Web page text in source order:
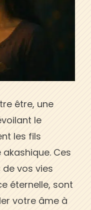
être, une
le
les fils
Ces
vos vies
éternelle, sont
votre âme à